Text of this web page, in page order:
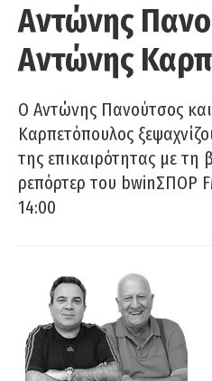
Αντώνης
Αντώνης
Ο Αντώνης Πανούτσος
Καρπετόπουλος
της επικαιρότητας με
ρεπόρτερ του bwinΣΠΟΡ
14:00